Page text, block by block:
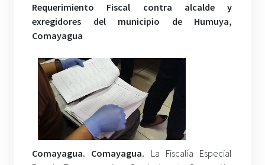
Requerimiento Fiscal contra alcalde y
exregidores del municipio de Humuya,
Comayagua
Comayagua. Comayagua. La Fiscalía Especial